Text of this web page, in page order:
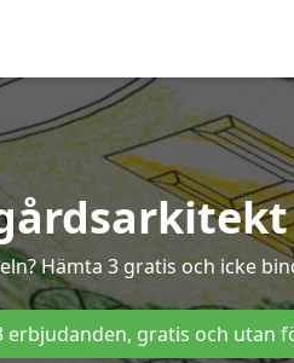
Hämta 3 gratis och icke
erbjudanden, gratis och utan